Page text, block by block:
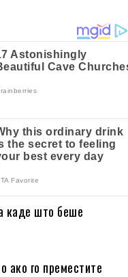
каде што беше
ако го преместите